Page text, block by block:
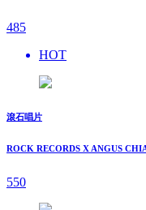
485
HOT
滾石唱片
ROCK RECORDS X ANGUS
550